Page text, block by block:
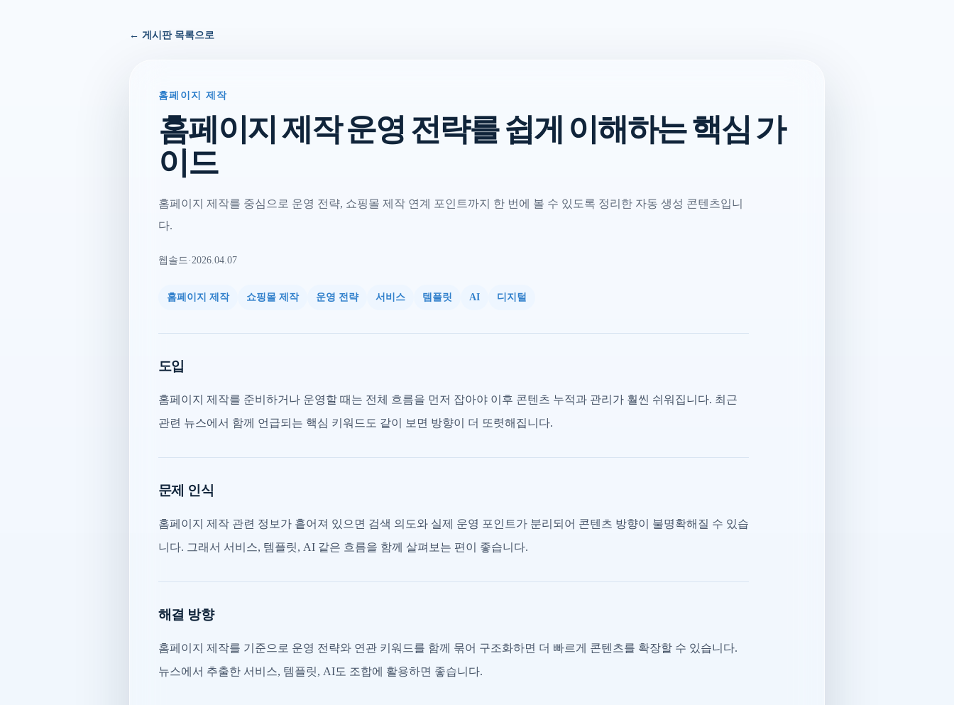
← 게시판 목록으로
홈페이지 제작
홈페이지 제작 운영 전략를 쉽게 이해하는 핵심 가
이드
홈페이지 제작를 중심으로 운영 전략, 쇼핑몰 제작 연계 포인트까지 한 번에 볼 수 있도록 정리한 자동 생성 콘텐츠입니
다.
웹솔드·2026.04.07
홈페이지 제작 쇼핑몰 제작 운영 전략 서비스 템플릿 AI 디지털
도입
홈페이지 제작를 준비하거나 운영할 때는 전체 흐름을 먼저 잡아야 이후 콘텐츠 누적과 관리가 훨씬 쉬워집니다. 최근
관련 뉴스에서 함께 언급되는 핵심 키워드도 같이 보면 방향이 더 또렷해집니다.
문제 인식
홈페이지 제작 관련 정보가 흩어져 있으면 검색 의도와 실제 운영 포인트가 분리되어 콘텐츠 방향이 불명확해질 수 있습
니다. 그래서 서비스, 템플릿, AI 같은 흐름을 함께 살펴보는 편이 좋습니다.
해결 방향
홈페이지 제작를 기준으로 운영 전략와 연관 키워드를 함께 묶어 구조화하면 더 빠르게 콘텐츠를 확장할 수 있습니다.
뉴스에서 추출한 서비스, 템플릿, AI도 조합에 활용하면 좋습니다.